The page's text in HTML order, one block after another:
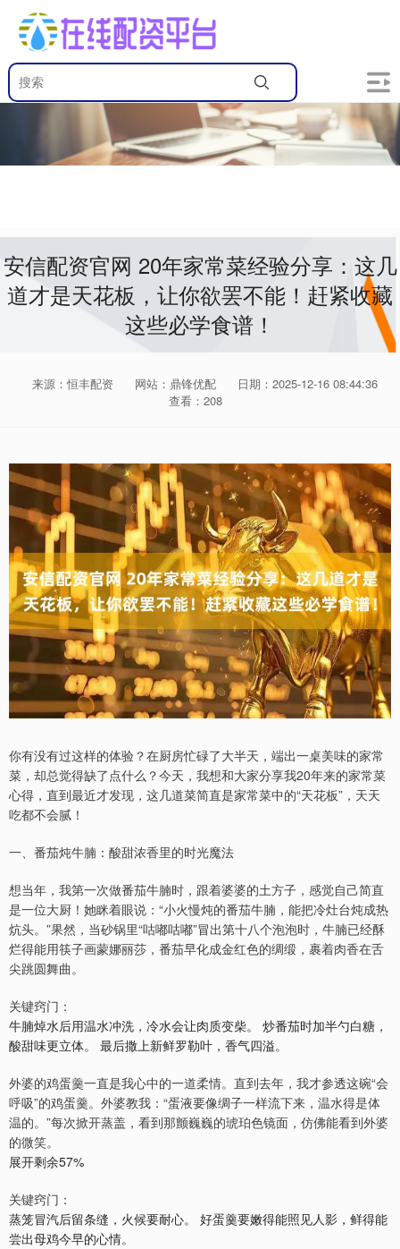
安信配资官网 20年家常菜经验分享：这几
道才是天花板，让你欲罢不能！赶紧收藏
这些必学食谱！
来源：恒丰配资 网站：鼎锋优配
日期：2025-12-16 08:44:36
查看：208
你有没有过这样的体验？在厨房忙碌了大半天，端出一桌美味的家常
菜，却总觉得缺了点什么？今天，我想和大家分享我20年来的家常菜
心得，直到最近才发现，这几道菜简直是家常菜中的“天花板”，天天
吃都不会腻！
一、番茄炖牛腩：酸甜浓香里的时光魔法
想当年，我第一次做番茄牛腩时，跟着婆婆的土方子，感觉自己简直
是一位大厨！她眯着眼说：“小火慢炖的番茄牛腩，能把冷灶台炖成热
炕头。”果然，当砂锅里“咕嘟咕嘟”冒出第十八个泡泡时，牛腩已经酥
烂得能用筷子画蒙娜丽莎，番茄早化成金红色的绸缎，裹着肉香在舌
尖跳圆舞曲。
关键窍门：
牛腩焯水后用温水冲洗，冷水会让肉质变柴。 炒番茄时加半勺白糖，
酸甜味更立体。 最后撒上新鲜罗勒叶，香气四溢。
外婆的鸡蛋羹一直是我心中的一道柔情。直到去年，我才参透这碗“会
呼吸”的鸡蛋羹。外婆教我：“蛋液要像绸子一样流下来，温水得是体
温的。”每次掀开蒸盖，看到那颤巍巍的琥珀色镜面，仿佛能看到外婆
的微笑。
展开剩余57%
关键窍门：
蒸笼冒汽后留条缝，火候要耐心。 好蛋羹要嫩得能照见人影，鲜得能
尝出母鸡今早的心情。